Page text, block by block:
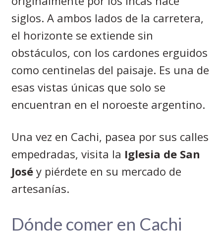
siglos. A ambos lados de la carretera,
el horizonte se extiende sin
obstáculos, con los cardones erguidos
como centinelas del paisaje. Es una de
esas vistas únicas que solo se
encuentran en el noroeste argentino.
Una vez en Cachi, pasea por sus calles
empedradas, visita la Iglesia de San
José y piérdete en su mercado de
artesanías.
Dónde comer en Cachi